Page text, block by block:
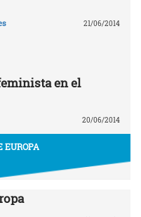
21/06/2014
en el
20/06/2014
EUROPA